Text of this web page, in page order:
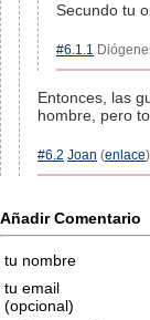
Secundo tu
#6.1.1
Entonces, las
hombre, pero
#6.2 Joan (enlace
Añadir Comentario
tu nombre
tu email
(opcional)